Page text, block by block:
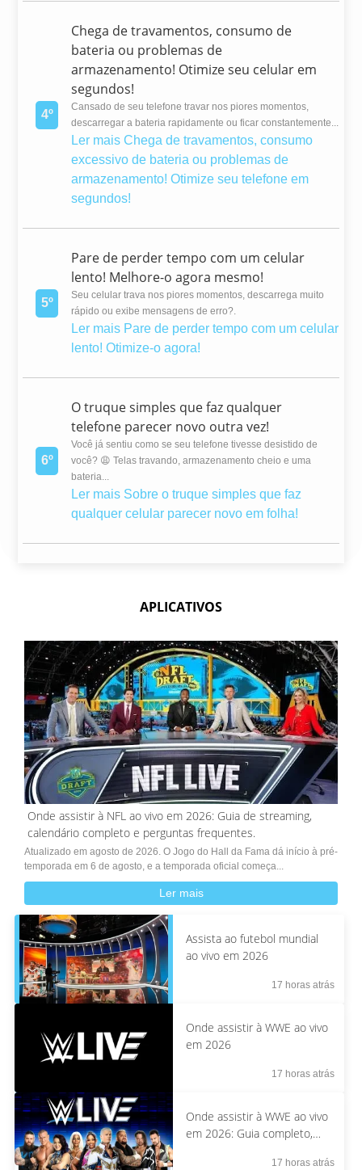
4º
Chega de travamentos, consumo de
bateria ou problemas de
armazenamento! Otimize seu celular em
segundos!
Cansado de seu telefone travar nos piores momentos,
descarregar a bateria rapidamente ou ficar constantemente...
Ler maisChega de travamentos, consumo
excessivo de bateria ou problemas de
armazenamento! Otimize seu telefone em
segundos!
5º
Pare de perder tempo com um celular
lento! Melhore-o agora mesmo!
Seu celular trava nos piores momentos, descarrega muito
rápido ou exibe mensagens de erro?.
Ler mais Pare de perder tempo com um celular
lento! Otimize-o agora!
6º
O truque simples que faz qualquer
telefone parecer novo outra vez!
Você já sentiu como se seu telefone tivesse desistido de
você? 😩 Telas travando, armazenamento cheio e uma
bateria...
Ler mais Sobre o truque simples que faz
qualquer celular parecer novo em folha!
APLICATIVOS
Onde assistir à NFL ao vivo em 2026: Guia de streaming,
calendário completo e perguntas frequentes.
Atualizado em agosto de 2026. O Jogo do Hall da Fama dá início à pré-
temporada em 6 de agosto, e a temporada oficial começa...
Ler mais
Assista ao futebol mundial
ao vivo em 2026
17 horas atrás
Onde assistir à WWE ao vivo
em 2026
17 horas atrás
Onde assistir à WWE ao vivo
em 2026: Guia completo,
17 horas atrás